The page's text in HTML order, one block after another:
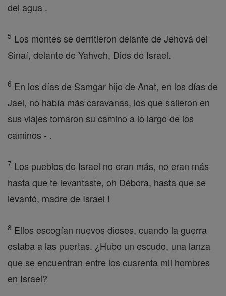
del agua .
5 Los montes se derritieron delante de Jehová del
Sinaí, delante de Yahveh, Dios de Israel.
6 En los días de Samgar hijo de Anat, en los días de
Jael, no había más caravanas, los que salieron en
sus viajes tomaron su camino a lo largo de los
caminos - .
7 Los pueblos de Israel no eran más, no eran más
hasta que te levantaste, oh Débora, hasta que se
levantó, madre de Israel !
8 Ellos escogían nuevos dioses, cuando la guerra
estaba a las puertas. ¿Hubo un escudo, una lanza
que se encuentran entre los cuarenta mil hombres
en Israel?